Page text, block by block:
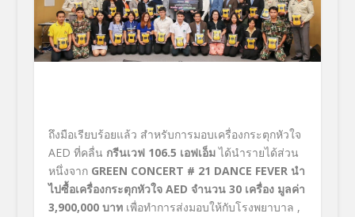
ถึงมือเรียบร้อยแล้ว สำหรับการมอบเครื่องกระตุกหัวใจ
AED ที่คลื่น กรีนเวฟ 106.5 เอฟเอ็มได้นำรายได้ส่วน
หนึ่งจาก GREEN CONCERT # 21 DANCE FEVER นำ
ไปซื้อเครื่องกระตุกหัวใจ AED จำนวน 30 เครื่อง มูลค่า
3,900,000 บาท เพื่อทำการส่งมอบให้กับโรงพยาบาล ,